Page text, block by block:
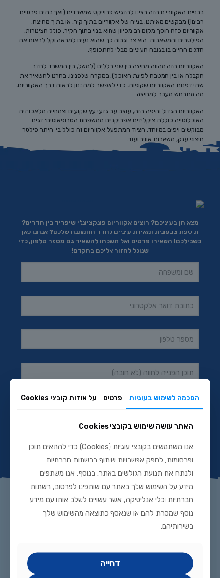
בבניית האקווריום הזה רצינו להדגיש פרוייקט שמשרדים (ואף בתים פרטיים
רבים!) מבקשים מאיתנו: בנייה של אקווריום בתוך קיר, או בתוך מחיצה.
אקווריום כזה חוסך מקום רב מכיוון שהוא בנוי בתוך הקיר, כולל הצינורות,
הפילטרים והמשאבות. הוא צר וגבוה כך שהוא נעים למראה וקל לראות את
הדגים החיים בו בגובה העיניים מבלי להתכופף.
האקווריום הזה מהווה מחיצה בין שני חללים (למשל, בין המשרד לחדר
הקבלה או בין המטבח לפינת האוכל). במקרה שלפנינו, בחרנו להשאיר את
שתי דפנות האקווריום שקופות, כדי לאפשר למתבנון לראות דרך האקווריום,
מה מתרחש מעבר למחיצה.
האקווריום הגדול והיפה הזה, עוצב עם גזעי עץ שקועים וצמחייה מלאכותית.
האוכלוסייה כוללת ציקלידים אפריקניים ממשפחת הטרופאוסים: דגים
מבוקשים ויפים במיוחד. הציוד המתפעל אקווריום זה כולל בין היתר פילטר
חיצוני ענק, משאבות אוויר ועוד.
מצא חן בעיניכם? רוצים אקווריום פונקציונלי שיפריד בין חדרים?
תוספת צבעונית ומאירת עיניים לחדר ההמתנה שלכם? אנחנו כאן
בשבילכם! השאירו פרטים ואל תשכחו להשאיר גם מספר טלפון, כדי
שנוכל לחזור אליכם בהקדם!
אני מאשר/ת אתמדיניות הפרטיות ו־תקנון האתר
פרוייקטים נוספים
הסכמה לשימוש בעוגיות פרטים על אודות קובצי Cookies
האתר עושה שימוש בקובצי Cookies
אנו משתמשים בקובצי עוגיות (Cookies) כדי להתאים תוכן
ופרסומות, לספק אפשרויות שיתוף ברשתות חברתיות
ולנתח את תנועת הגולשים באתר. בנוסף, אנו משתפים
מידע על השימוש שלך באתר עם שותפינו לפרסום, רשתות
חברתיות וכלי אנליטיקה, אשר עשויים לשלב אותו עם מידע
נוסף שמסרת להם או שנאסף כתוצאה מהשימוש שלך
בשירותיהם.
דחייה